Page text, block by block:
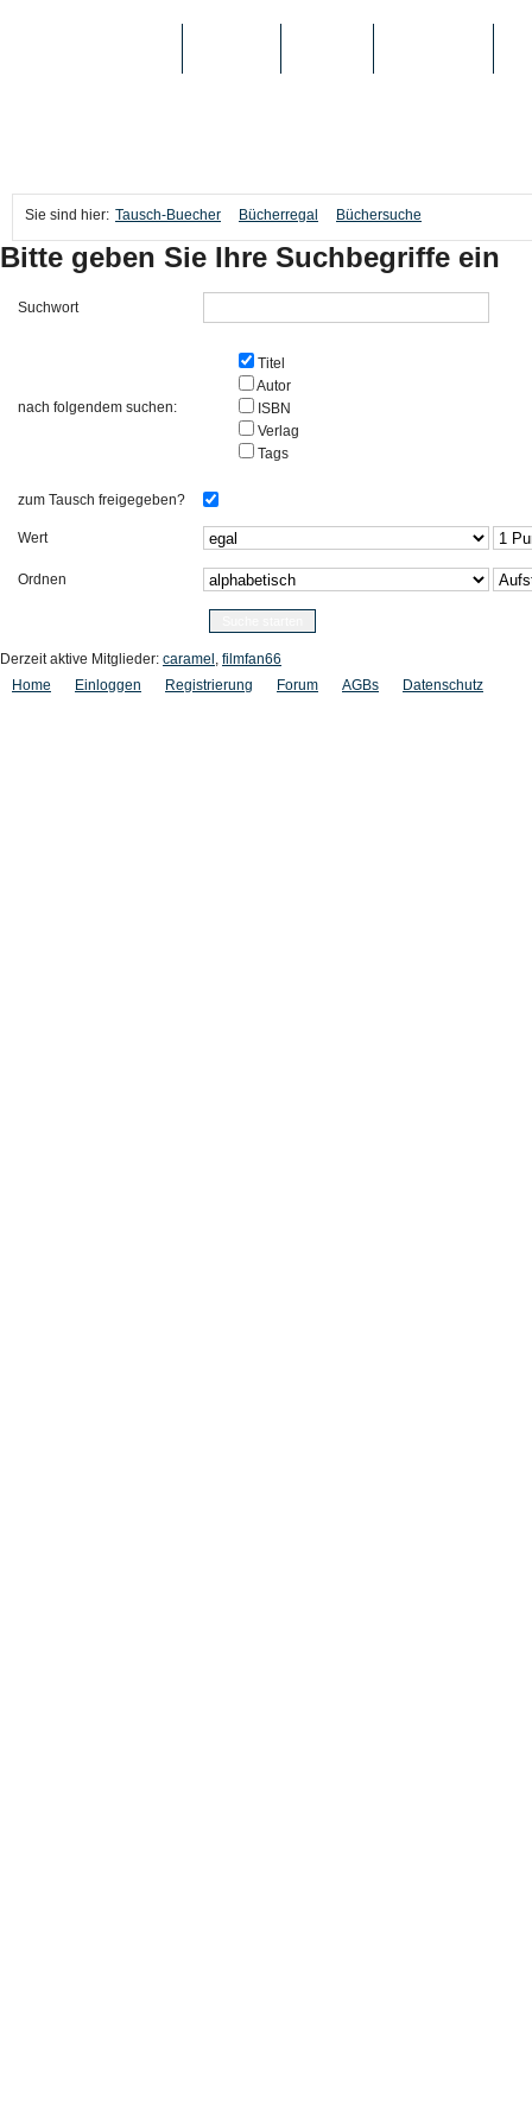
Sie sind hier: Tausch-Buecher Bücherregal Büchersuche
Bitte geben Sie Ihre Suchbegriffe ein
Suchwort
nach folgendem suchen:
Titel
Autor
ISBN
Verlag
Tags
zum Tausch freigegeben?
Wert
Ordnen
Derzeit aktive Mitglieder: caramel , filmfan66
Home
Einloggen Registrierung Forum AGBs Datenschutz